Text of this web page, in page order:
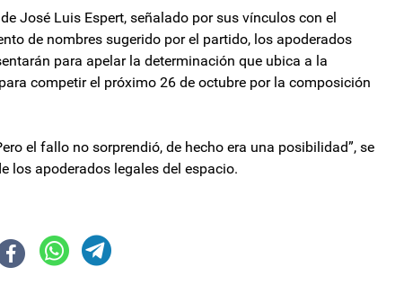
José Luis Espert, señalado por sus vínculos con el
de nombres sugerido por el partido, los apoderados
para apelar la determinación que ubica a la
competir el próximo 26 de octubre por la composición
el fallo no sorprendió, de hecho era una posibilidad”, se
los apoderados legales del espacio.
El CFI anunció financiamiento para MiPyMEs y
que aportó 32.500 dólares a la campaña de Diego Santilli: “Que no